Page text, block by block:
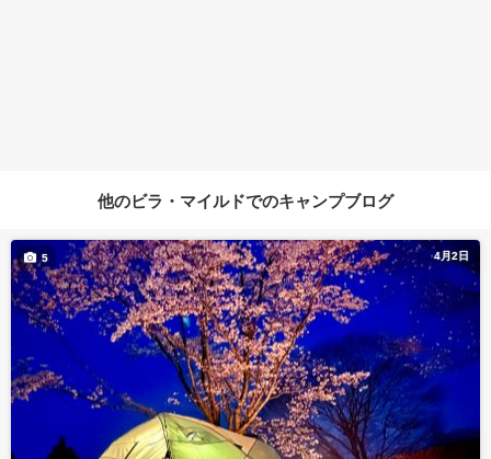
他のビラ・マイルドでのキャンプブログ
4月2日
5